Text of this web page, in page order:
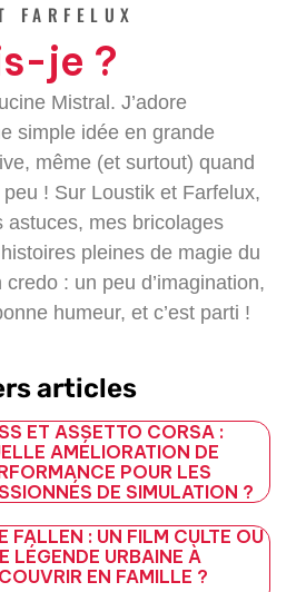
b t
e
r
p
l
u
s
-
g
FARFELUX
je ?
Mistral. J’adore
simple idée en grande
même (et surtout) quand
! Sur Loustik et Farfelux,
astuces, mes bricolages
pleines de magie du
: un peu d’imagination,
humeur, et c’est parti !
articles
ET ASSETTO CORSA :
AMÉLIORATION DE
POUR LES
DE SIMULATION ?
FALLEN : UN FILM CULTE OU
LÉGENDE URBAINE À
EN FAMILLE ?